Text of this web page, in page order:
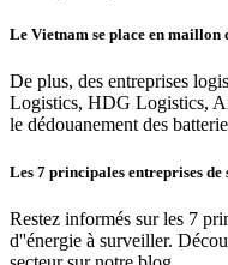
Le Vietnam se place en maillon
De plus, des entreprises
Logistics, HDG Logistics,
le dédouanement des
Les 7 principales entreprises
Restez informés sur les 7
d''énergie à surveiller.